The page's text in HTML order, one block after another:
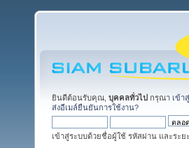
ยินดีต้อนรับคุณ, บุคคลทั่วไป กรุณา เข้า
ส่งอีเมล์ยืนยันการใช้งาน?
เข้าสู่ระบบด้วยชื่อผู้ใช้ รหัสผ่าน และระย